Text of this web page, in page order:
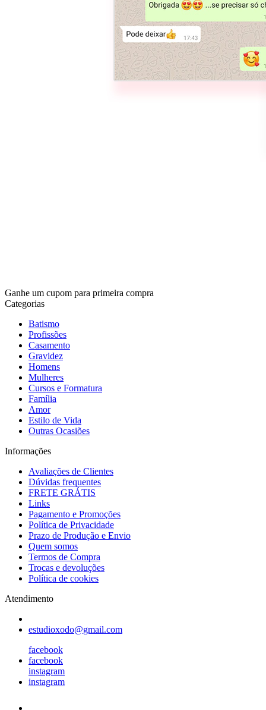
Ganhe um cupom para primeira compra
Categorias
Batismo
Profissões
Casamento
Gravidez
Homens
Mulheres
Cursos e Formatura
Família
Amor
Estilo de Vida
Outras Ocasiões
Informações
Avaliações de Clientes
Dúvidas frequentes
FRETE GRÁTIS
Links
Pagamento e Promoções
Política de Privacidade
Prazo de Produção e Envio
Quem somos
Termos de Compra
Trocas e devoluções
Política de cookies
Atendimento
estudioxodo@gmail.com
facebook
facebook
instagram
instagram